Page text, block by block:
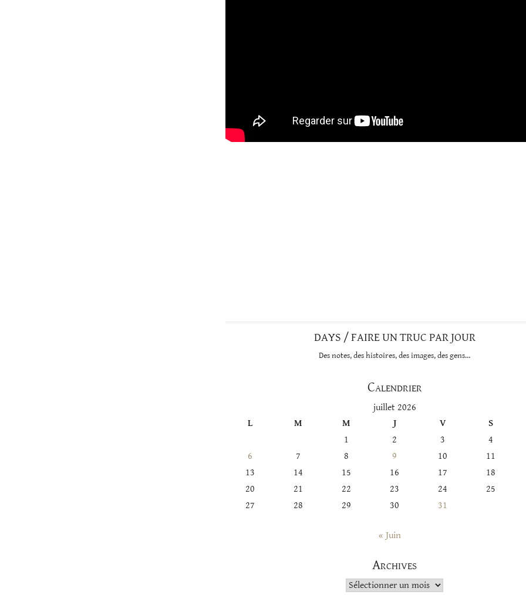
DAYS / FAIRE UN TRUC PAR JOUR
Des notes, des histoires, des images, des gens…
Calendrier
juillet 2026
L
M M J V S
1
2 3 4
6
7 8 9 10 11
13
14 15 16 17 18
20
21 22 23 24 25
27
28 29 30 31
« Juin
Archives
Archives